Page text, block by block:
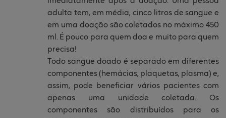
adulta tem, em média, cinco litros de sangue e
em uma doação são coletados no máximo 450
ml. É pouco para quem doa e muito para quem
precisa!
Todo sangue doado é separado em diferentes
componentes (hemácias, plaquetas, plasma) e,
assim, pode beneficiar vários pacientes com
apenas uma unidade coletada. Os
componentes são distribuídos para os